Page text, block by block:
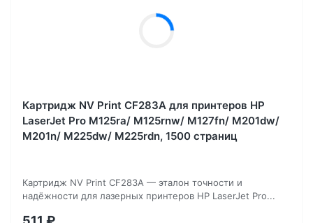
Картридж NV Print CF283A для принтеров HP
LaserJet Pro M125ra/ M125rnw/ M127fn/ M201dw/
M201n/ M225dw/ M225rdn, 1500 страниц
Картридж NV Print CF283A — эталон точности и
надёжности для лазерных принтеров HP LaserJet Pro...